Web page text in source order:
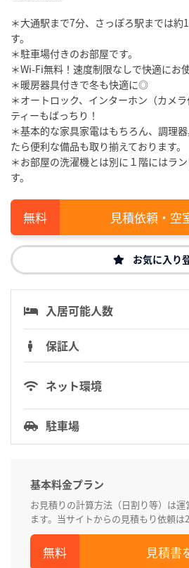
＊大通駅まで7分、さっぽろ駅までは約
す。
＊駐車場付きのお部屋です。
＊Wi-Fi無料！速度制限なしで快適にお
＊暖房器具付きで冬も快適に◎
＊オートロック、インターホン（カメ
ティーもばっちり！
＊基本的な家具家電はもちろん、調理
たら便利な備品も取り揃えております。
＊お部屋の洗濯機とは別に１階にはラ
す。
見積依頼・空
お気に入り
入居可能人数
保証人
ネット環境
駐車場
基本料金プラン
お見積りの計算方法（日割り等）は運
ます。当サイトからの見積もり依頼は
見積書